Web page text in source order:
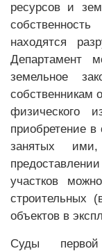
ресурсов и
находятся
Департамент
земельное
собственникам
физического
приобретение в
занятых
участков
строительных
объектов в
Суды